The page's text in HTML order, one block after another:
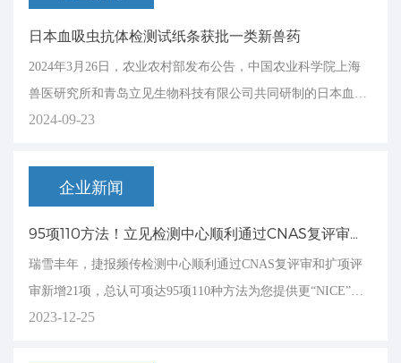
日本血吸虫抗体检测试纸条获批一类新兽药
2024年3月26日，农业农村部发布公告，中国农业科学院上海
兽医研究所和青岛立见生物科技有限公司共同研制的日本血吸
虫抗体检测试纸条获批一类新兽药。
2024-09-23
企业新闻
瑞雪丰年，捷报频传检测中心顺利通过CNAS复评审和扩项评
审新增21项，总认可项达95项110种方法为您提供更“NICE”的
服务自信“迎考”12月23至24日，由中国合格评定国家认可委员
2023-12-25